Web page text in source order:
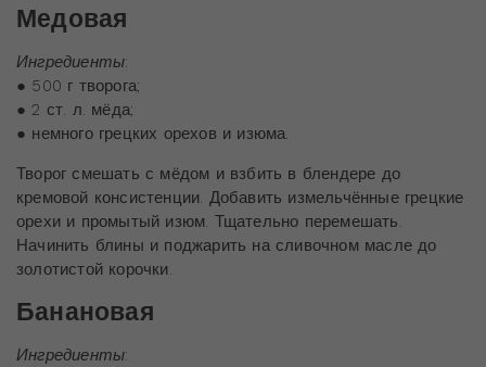
Медовая
Ингредиенты:
● 500 г творога;
● 2 ст. л. мёда;
● немного грецких орехов и изюма.
Творог смешать с мёдом и взбить в блендере до
кремовой консистенции. Добавить измельчённые грецкие
орехи и промытый изюм. Тщательно перемешать.
Начинить блины и поджарить на сливочном масле до
золотистой корочки.
Банановая
Ингредиенты: